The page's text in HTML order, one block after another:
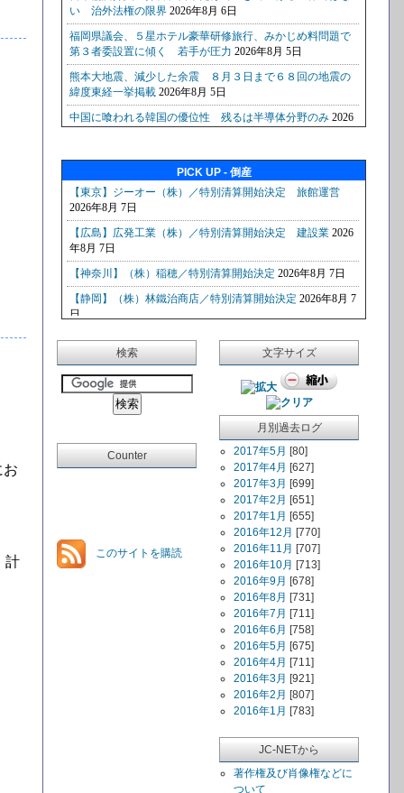
お
計
PICK UP - 倒産
検索
Counter
このサイトを購読
文字サイズ
月別過去ログ
2017年5月 [80]
2017年4月 [627]
2017年3月 [699]
2017年2月 [651]
2017年1月 [655]
2016年12月 [770]
2016年11月 [707]
2016年10月 [713]
2016年9月 [678]
2016年8月 [731]
2016年7月 [711]
2016年6月 [758]
2016年5月 [675]
2016年4月 [711]
2016年3月 [921]
2016年2月 [807]
2016年1月 [783]
JC-NETから
著作権及び肖像権などに
ついて